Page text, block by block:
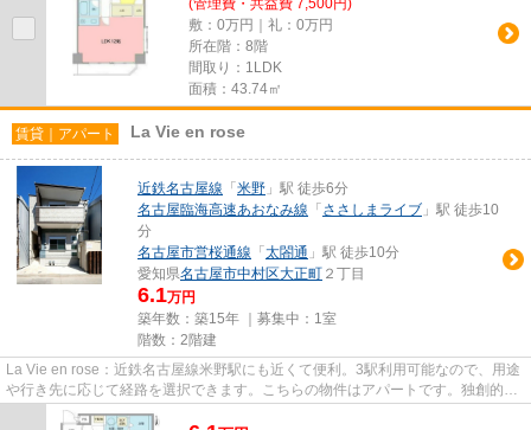
(管理費・共益費 7,500円)
敷：0万円｜礼：0万円
所在階：8階
間取り：1LDK
面積：43.74㎡
賃貸｜アパート La Vie en rose
近鉄名古屋線 「 米野 」駅 徒歩6分
名古屋臨海高速あおなみ線 「 ささしまライブ 」駅 徒歩10
分
名古屋市営桜通線 「 太閤通 」駅 徒歩10分
愛知県名古屋市中村区大正町 ２丁目
6.1万円
築年数：築15年 ｜募集中： 1室
階数：2階建
La Vie en rose：近鉄名古屋線米野駅にも近くて便利。3駅利用可能なので、用途
や行き先に応じて経路を選択できます。こちらの物件はアパートです。独創的な
デザイナーズ物件で、ご好評...